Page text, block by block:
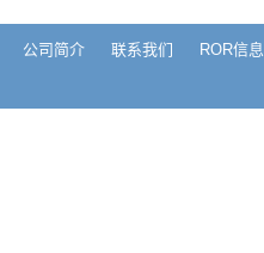
公司简介 联系我们 ROR信息